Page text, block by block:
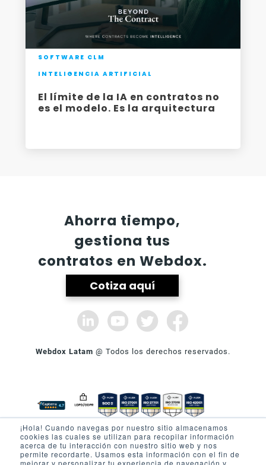
¡Hola! Cuando navegas por nuestro sitio almacenamos
cookies las cuales se utilizan para recopilar información
acerca de tu interacción con nuestro sitio web y nos
permite recordarte. Usamos esta información con el fin de
mejorar y personalizar tu experiencia de navegación y
SOFTWARE CLM
INTELIGENCIA ARTIFICIAL
El límite de la IA en contratos no
es el modelo. Es la arquitectura
Ahorra tiempo,
gestiona tus
contratos en Webdox.
Cotiza aquí
Webdox Latam @ Todos los derechos reservados.
SOBRE WEBDOX
Quienes Somos
PRODUCTO
Firma electrónica